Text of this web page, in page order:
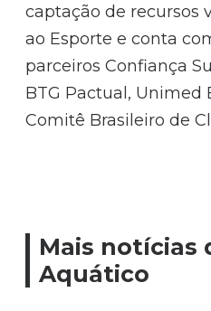
captação de recursos
ao Esporte e conta
parceiros Confiança
BTG Pactual, Unimed
Comitê Brasileiro de
Mais notícias
Aquático